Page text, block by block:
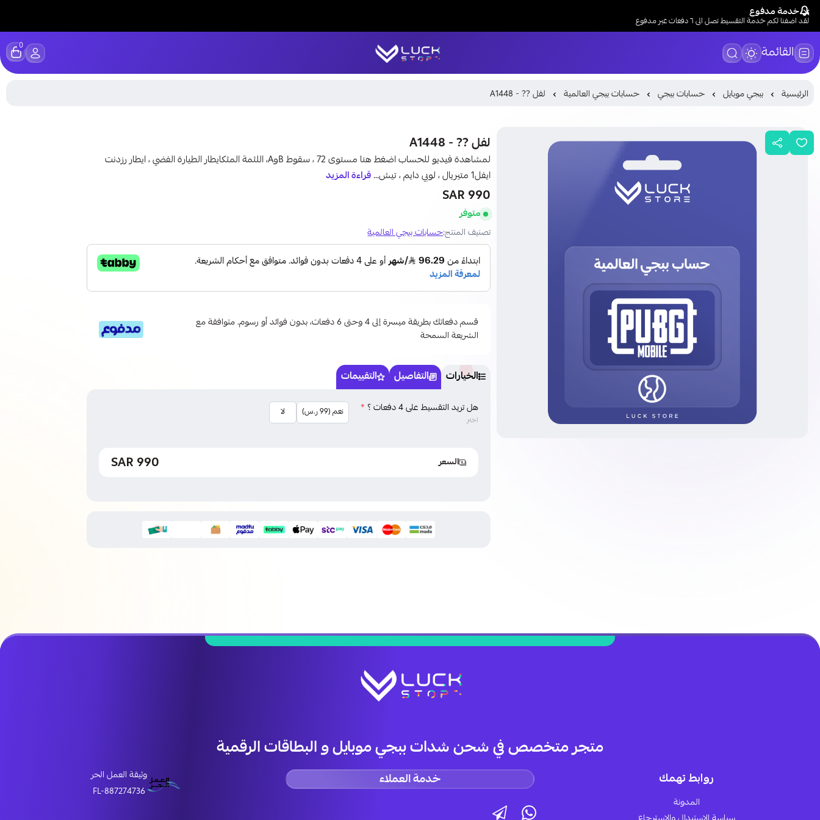
خدمة مدفوع
لقد اضفنا لكم خدمة التقسيط تصل الى ٦ دفعات عبر مدفوع
القائمة LUCK STORE
0
الرئيسية ببجي موبايل حسابات ببجي حسابات ببجي العالمية لفل ?? - A1448
لفل ?? - A1448
لمشاهدة فيديو للحساب اضغط هنا مستوى 72 ، سقوط BوA، اللثمة المثكايطار الطيارة الفضي ، ايطار رزدنت
ايفل1 متيريال ، لوبي دايم ، تيش...
قراءة المزيد
990 SAR
متوفر
تصنيف المنتج:حسابات ببجي العالمية
قسم دفعاتك بطريقة ميسرة إلى 4 وحتى 6 دفعات، بدون فوائد أو رسوم. متوافقة مع
الشريعة السمحة
الخيارات التفاصيل التقييمات
هل تريد التقسيط على 4 دفعات ؟ *
اختر
نعم (99 ر.س) لا
السعر 990 SAR
متجر متخصص في شحن شدات ببجي موبايل و البطاقات الرقمية
روابط تهمك
المدونة
خدمة العملاء
وثيقة العمل الحر
FL-887274736